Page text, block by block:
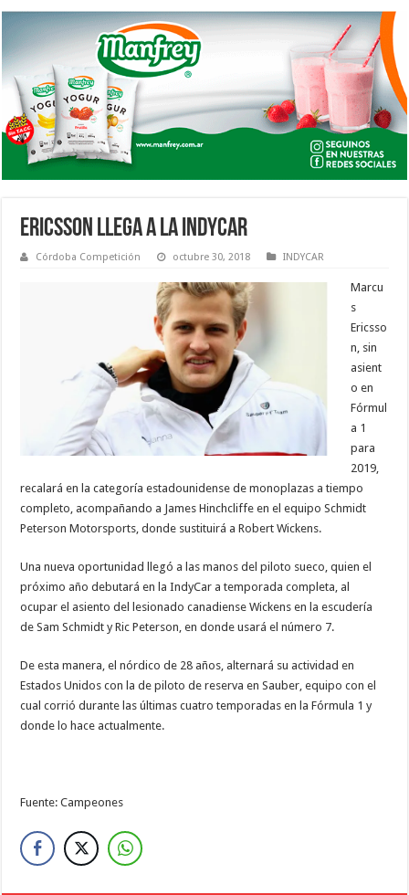
ERICSSON LLEGA A LA INDYCAR
Córdoba Competición octubre 30, 2018 INDYCAR
Marcu
s
Ericsso
n, sin
asient
o en
Fórmul
a 1
para
2019,
recalará en la categoría estadounidense de monoplazas a tiempo
completo, acompañando a James Hinchcliffe en el equipo Schmidt
Peterson Motorsports, donde sustituirá a Robert Wickens.
Una nueva oportunidad llegó a las manos del piloto sueco, quien el
próximo año debutará en la IndyCar a temporada completa, al
ocupar el asiento del lesionado canadiense Wickens en la escudería
de Sam Schmidt y Ric Peterson, en donde usará el número 7.
De esta manera, el nórdico de 28 años, alternará su actividad en
Estados Unidos con la de piloto de reserva en Sauber, equipo con el
cual corrió durante las últimas cuatro temporadas en la Fórmula 1 y
donde lo hace actualmente.
Fuente: Campeones